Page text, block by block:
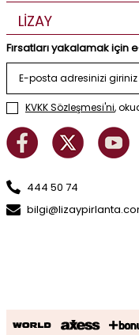
LİZAY
Fırsatları yakalamak için
KVKK Sözleşmesi'ni,
444 50 74